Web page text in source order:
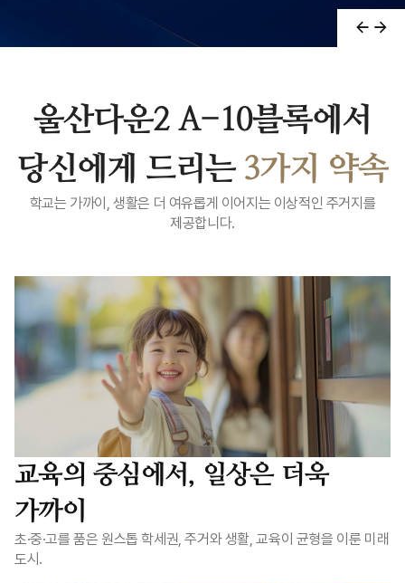
이
울산다운2 A-10블록에서
당신에게 드리는 3가지 약속
학교는 가까이, 생활은 더 여유롭게 이어지는 이상적인 주거지를
제공합니다.
교육의 중심에서, 일상은 더욱
가까이
초·중·고를 품은 원스톱 학세권, 주거와 생활, 교육이 균형을 이룬 미래
도시.